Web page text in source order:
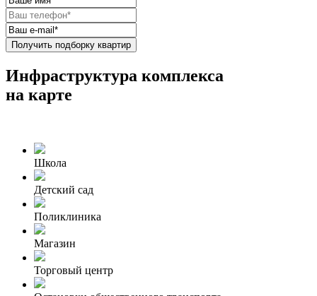
Получить подборку квартир
Инфраструктура комплекса
на карте
Школа
Детский сад
Поликлиника
Магазин
Торговый центр